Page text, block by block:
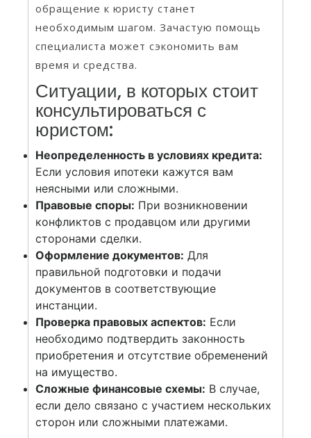
обращение к юристу станет
необходимым шагом. Зачастую помощь
специалиста может сэкономить вам
время и средства.
Ситуации, в которых стоит
консультироваться с
юристом:
Неопределенность в условиях кредита:
Если условия ипотеки кажутся вам
неясными или сложными.
Правовые споры: При возникновении
конфликтов с продавцом или другими
сторонами сделки.
Оформление документов: Для
правильной подготовки и подачи
документов в соответствующие
инстанции.
Проверка правовых аспектов: Если
необходимо подтвердить законность
приобретения и отсутствие обременений
на имущество.
Сложные финансовые схемы: В случае,
если дело связано с участием нескольких
сторон или сложными платежами.